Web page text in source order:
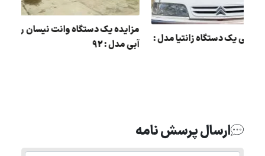
مزایده یک دستگاه وانت
آبی مدل : 92
مزایده دولتی یک دستگاه زانتیا مدل :
ارسال پرسش نامه